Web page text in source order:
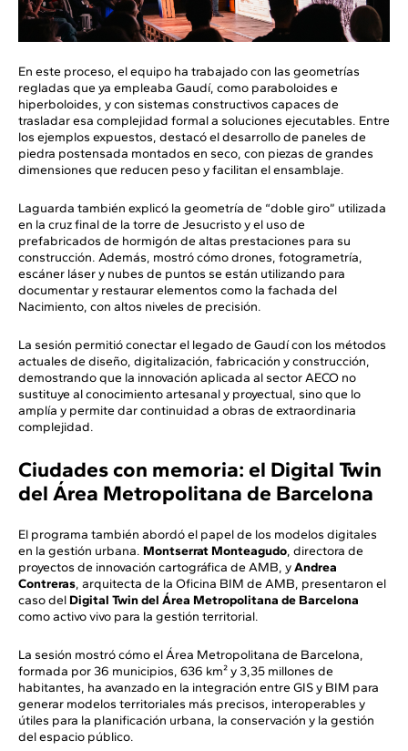
En este proceso, el equipo ha trabajado con las geometrías
regladas que ya empleaba Gaudí, como paraboloides e
hiperboloides, y con sistemas constructivos capaces de
trasladar esa complejidad formal a soluciones ejecutables. Entre
los ejemplos expuestos, destacó el desarrollo de paneles de
piedra postensada montados en seco, con piezas de grandes
dimensiones que reducen peso y facilitan el ensamblaje.
Laguarda también explicó la geometría de “doble giro” utilizada
en la cruz final de la torre de Jesucristo y el uso de
prefabricados de hormigón de altas prestaciones para su
construcción. Además, mostró cómo drones, fotogrametría,
escáner láser y nubes de puntos se están utilizando para
documentar y restaurar elementos como la fachada del
Nacimiento, con altos niveles de precisión.
La sesión permitió conectar el legado de Gaudí con los métodos
actuales de diseño, digitalización, fabricación y construcción,
demostrando que la innovación aplicada al sector AECO no
sustituye al conocimiento artesanal y proyectual, sino que lo
amplía y permite dar continuidad a obras de extraordinaria
complejidad.
Ciudades con memoria: el Digital Twin
del Área Metropolitana de Barcelona
El programa también abordó el papel de los modelos digitales
en la gestión urbana. Montserrat Monteagudo, directora de
proyectos de innovación cartográfica de AMB, yAndrea
Contreras, arquitecta de la Oficina BIM de AMB, presentaron el
caso del Digital Twin del Área Metropolitana de Barcelona
como activo vivo para la gestión territorial.
La sesión mostró cómo el Área Metropolitana de Barcelona,
formada por 36 municipios, 636 km² y 3,35 millones de
habitantes, ha avanzado en la integración entre GIS y BIM para
generar modelos territoriales más precisos, interoperables y
útiles para la planificación urbana, la conservación y la gestión
del espacio público.